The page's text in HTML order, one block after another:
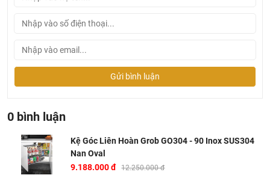
Gửi bình luận
0 bình luận
Kệ Góc Liên Hoàn Grob GO304 - 90 Inox SUS304
Nan Oval
9.188.000 đ
12.250.000 đ